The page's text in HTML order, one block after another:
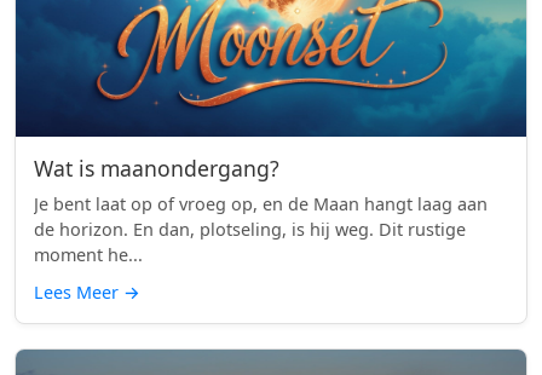
Wat is maanondergang?
Je bent laat op of vroeg op, en de Maan hangt laag aan
de horizon. En dan, plotseling, is hij weg. Dit rustige
moment he...
Lees Meer →